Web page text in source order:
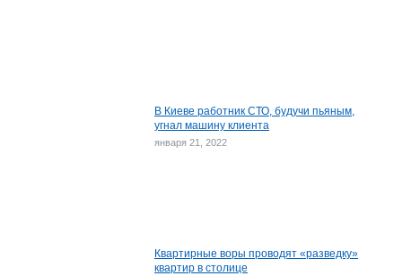
В Киеве работник СТО, будучи пьяным,
угнал машину клиента
января 21, 2022
Квартирные воры проводят «разведку»
квартир в столице